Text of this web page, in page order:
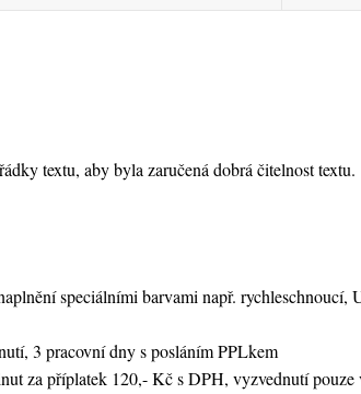
textu, aby byla zaručená dobrá čitelnost textu.
speciálními barvami např.
3 pracovní dny s posláním PPLkem
za příplatek 120,- Kč s DPH, vyzvednutí